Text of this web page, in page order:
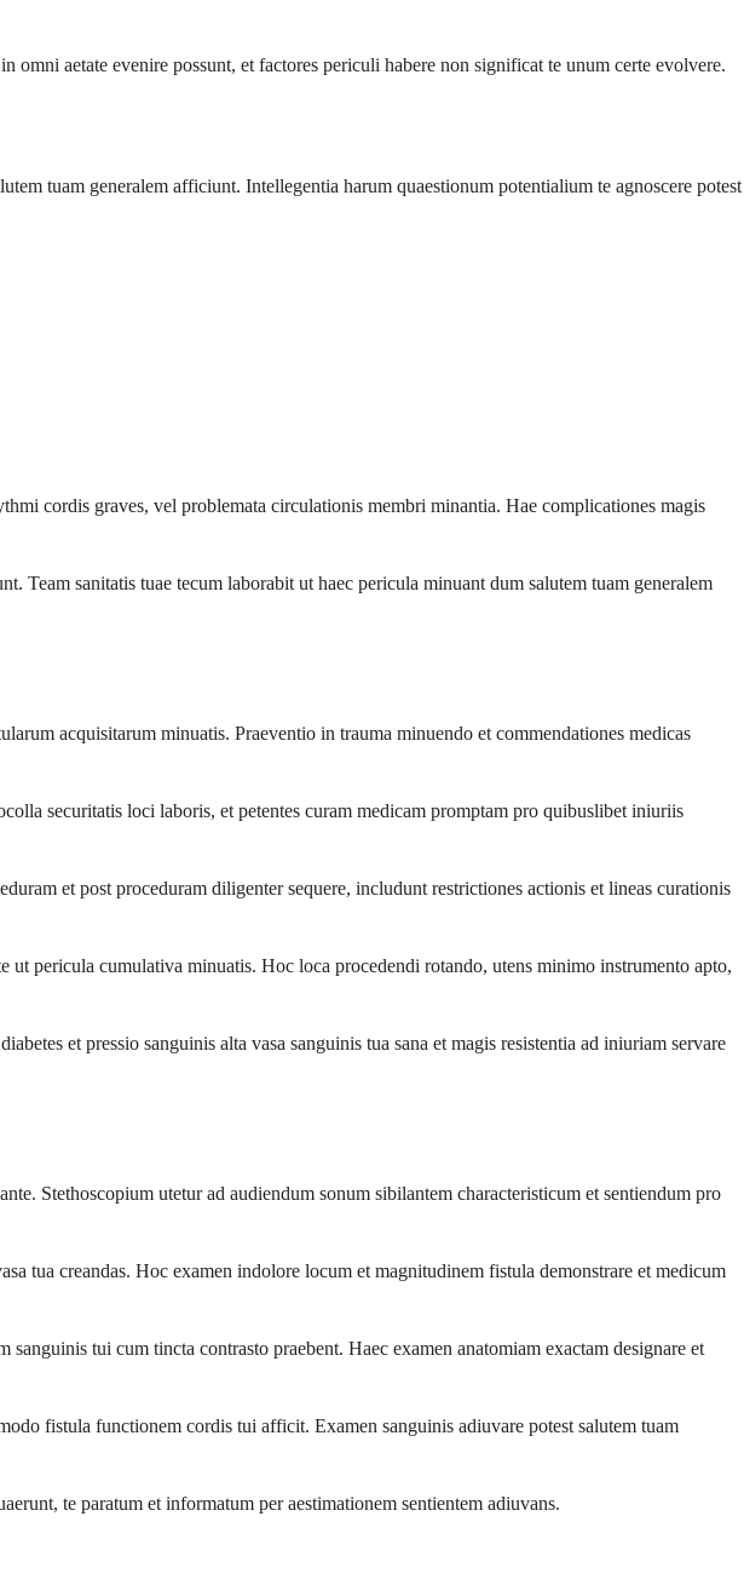
omni aetate evenire possunt, et factores periculi habere non significat te unum certe evolvere.
tuam generalem afficiunt. Intellegentia harum quaestionum potentialium te agnoscere potest
cordis graves, vel problemata circulationis membri minantia. Hae complicationes magis
Team sanitatis tuae tecum laborabit ut haec pericula minuant dum salutem tuam generalem
acquisitarum minuatis. Praeventio in trauma minuendo et commendationes medicas
securitatis loci laboris, et petentes curam medicam promptam pro quibuslibet iniuriis
et post proceduram diligenter sequere, includunt restrictiones actionis et lineas curationis
pericula cumulativa minuatis. Hoc loca procedendi rotando, utens minimo instrumento apto,
et pressio sanguinis alta vasa sanguinis tua sana et magis resistentia ad iniuriam servare
Stethoscopium utetur ad audiendum sonum sibilantem characteristicum et sentiendum pro
tua creandas. Hoc examen indolore locum et magnitudinem fistula demonstrare et medicum
tui cum tincta contrasto praebent. Haec examen anatomiam exactam designare et
fistula functionem cordis tui afficit. Examen sanguinis adiuvare potest salutem tuam
te paratum et informatum per aestimationem sentientem adiuvans.